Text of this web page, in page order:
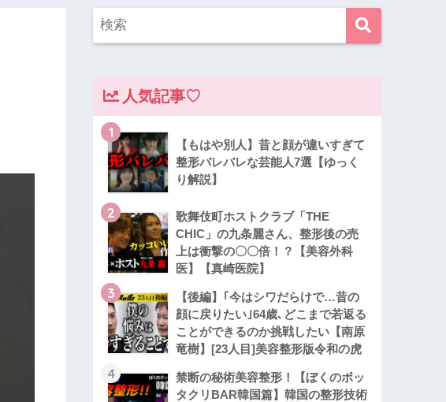
人気記事♡
1
【もはや別人】昔と顔が違いすぎて
整形バレバレな芸能人7選【ゆっく
り解説】
2
歌舞伎町ホストクラブ「THE
CHIC」の九条麗さん、整形後の売
上は衝撃の〇〇倍！？【美容外科
医】【真崎医院】
3
【後編】｢今はシワだらけで…昔の
顔に戻りたい｣64歳､どこまで若返る
ことができるのか挑戦したい【南原
竜樹】[23人目]美容整形版令和の虎
4
禁断の秘術美容整形！【ぼくのボッ
タクリBAR韓国篇】韓国の整形技術